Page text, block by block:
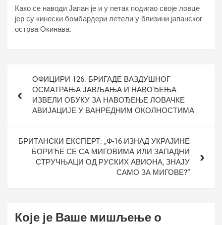
Како се наводи Јапан је и у петак подигао своје ловце
јер су кинески бомбардери летели у близини јапанског
острва Окинава.
чланкаОФИЦИРИ 126. БРИГАДЕ ВАЗДУШНОГ
ОСМАТРАЊА ЈАВЉАЊА И НАВОЂЕЊА
ИЗВЕЛИ ОБУКУ ЗА НАВОЂЕЊЕ ЛОВАЧКЕ
АВИЈАЦИЈЕ У ВАНРЕДНИМ ОКОЛНОСТИМА
БРИТАНСКИ ЕКСПЕРТ: „Ф-16 ИЗНАД УКРАЈИНЕ
БОРИЋЕ СЕ СА МИГОВИМА ИЛИ ЗАПАДНИ
СТРУЧЊАЦИ ОД РУСКИХ АВИОНА, ЗНАЈУ
САМО ЗА МИГОВЕ?“
Које је Ваше мишљење о